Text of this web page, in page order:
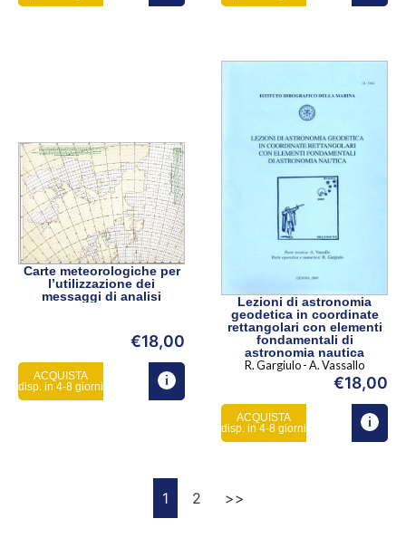
Carte meteorologiche per
l’utilizzazione dei
messaggi di analisi
€18,00
ACQUISTA
disp. in 4-8 giorni
Lezioni di astronomia
geodetica in coordinate
rettangolari con elementi
fondamentali di
astronomia nautica
R. Gargiulo - A. Vassallo
€18,00
ACQUISTA
disp. in 4-8 giorni
1 2 >>